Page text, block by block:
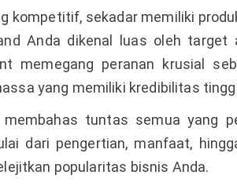
kompetitif, sekadar memiliki
Anda dikenal luas oleh
memegang peranan krusial
yang memiliki kredibilitas
tuntas semua yang
dari pengertian, manfaat,
popularitas bisnis Anda.